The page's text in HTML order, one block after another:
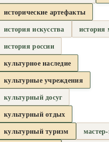
исторические артефакты
история искусства
история
история россии
культурное наследие
культурные учреждения
культурный досуг
культурный отдых
культурный туризм